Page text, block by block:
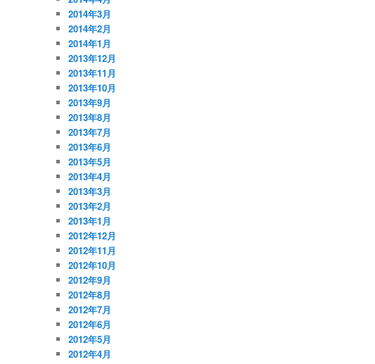
2014年3月
2014年2月
2014年1月
2013年12月
2013年11月
2013年10月
2013年9月
2013年8月
2013年7月
2013年6月
2013年5月
2013年4月
2013年3月
2013年2月
2013年1月
2012年12月
2012年11月
2012年10月
2012年9月
2012年8月
2012年7月
2012年6月
2012年5月
2012年4月